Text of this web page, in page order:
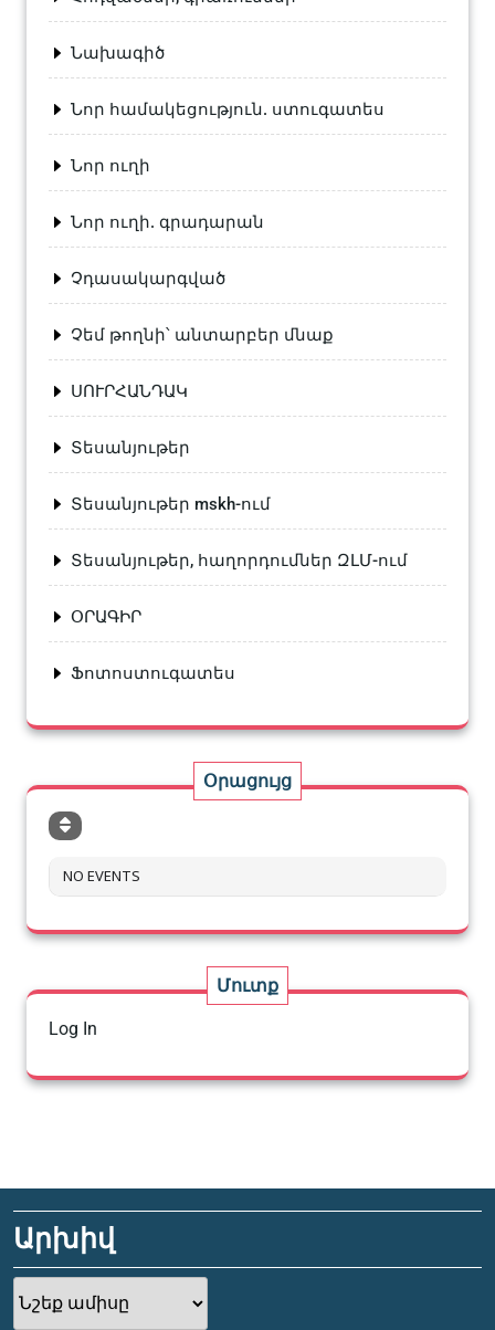
Նախագիծ
Նոր համակեցություն. ստուգատես
Նոր ուղի
Նոր ուղի. գրադարան
Չդասակարգված
Չեմ թողնի՝ անտարբեր մնաք
ՍՈՒՐՀԱՆԴԱԿ
Տեսանյութեր
Տեսանյութեր mskh-ում
Տեսանյութեր, հաղորդումներ ԶԼՄ-ում
ՕՐԱԳԻՐ
Ֆոտոստուգատես
Օրացույց
NO EVENTS
Մուտք
Log In
Արխիվ